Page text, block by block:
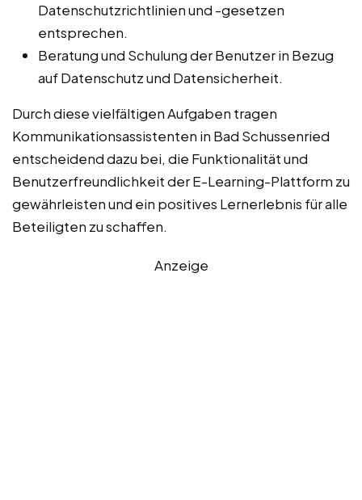
Datenschutzrichtlinien und -gesetzen
entsprechen.
Beratung und Schulung der Benutzer in Bezug
auf Datenschutz und Datensicherheit.
Durch diese vielfältigen Aufgaben tragen
Kommunikationsassistenten in Bad Schussenried
entscheidend dazu bei, die Funktionalität und
Benutzerfreundlichkeit der E-Learning-Plattform zu
gewährleisten und ein positives Lernerlebnis für alle
Beteiligten zu schaffen.
Anzeige